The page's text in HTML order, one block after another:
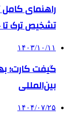
راهنمای
تشخیص ترک تا
۱۴۰۳/۱۰/۱۱
گیفت کارت؛
بین‌المللی
۱۴۰۴/۰۷/۲۵